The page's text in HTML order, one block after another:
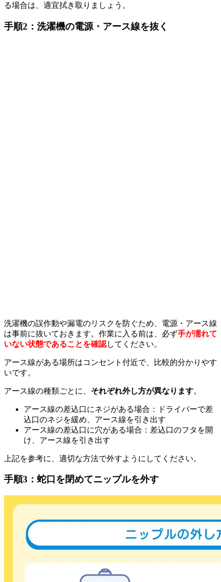
る場合は、適宜拭き取りましょう。
手順2：洗濯機の電源・アース線を抜く
洗濯機の誤作動や漏電のリスクを防ぐため、電源・アース線
は事前に抜いておきます。作業に入る前は、必ず手が濡れて
いない状態であることを確認してください。
アース線がある場所はコンセント付近で、比較的分かりやす
いです。
アース線の種類ごとに、 それぞれ外し方が異なります。
アース線の差込口にネジがある場合：ドライバーで差
込口のネジを緩め、アース線を引き出す
アース線の差込口に穴がある場合：差込口のフタを開
け、アース線を引き出す
上記を参考に、適切な方法で外すようにしてください。
手順3：蛇口を閉めてニップルを外す